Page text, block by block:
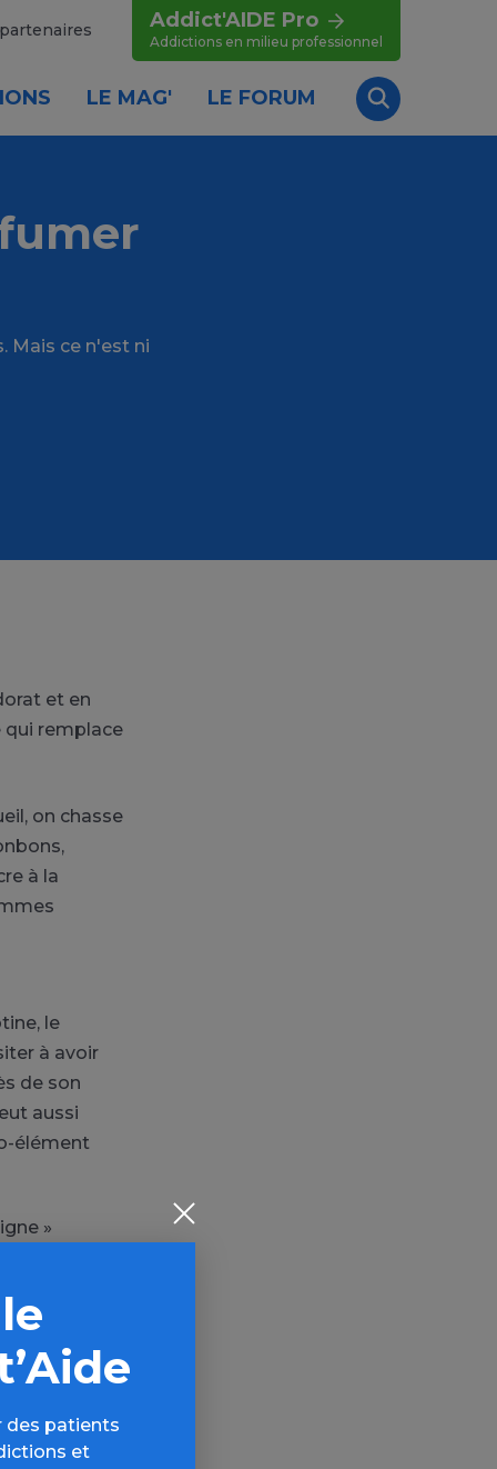
Addict'AIDE Pro
Addictions en milieu professionnel
LE MAG' LE FORUM
Recherche
Mais ce n'est ni
et en
qui remplace
on chasse
à la
le
à avoir
de son
aussi
élément
»
des patients
et